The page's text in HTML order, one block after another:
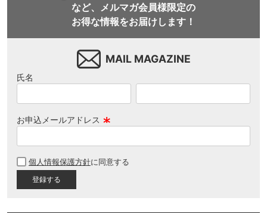
など、メルマガ会員様限定の
お得な情報をお届けします！
MAIL MAGAZINE
氏名
お申込メールアドレス
須
個人情報保護方針に同意する